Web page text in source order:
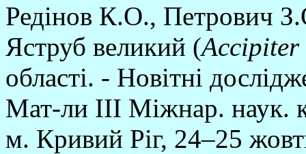
Редінов К.О., Петрович
Яструб великий (Accipiter
області. - Новітні
Мат-ли III Міжнар. наук.
м. Кривий Ріг, 24–25